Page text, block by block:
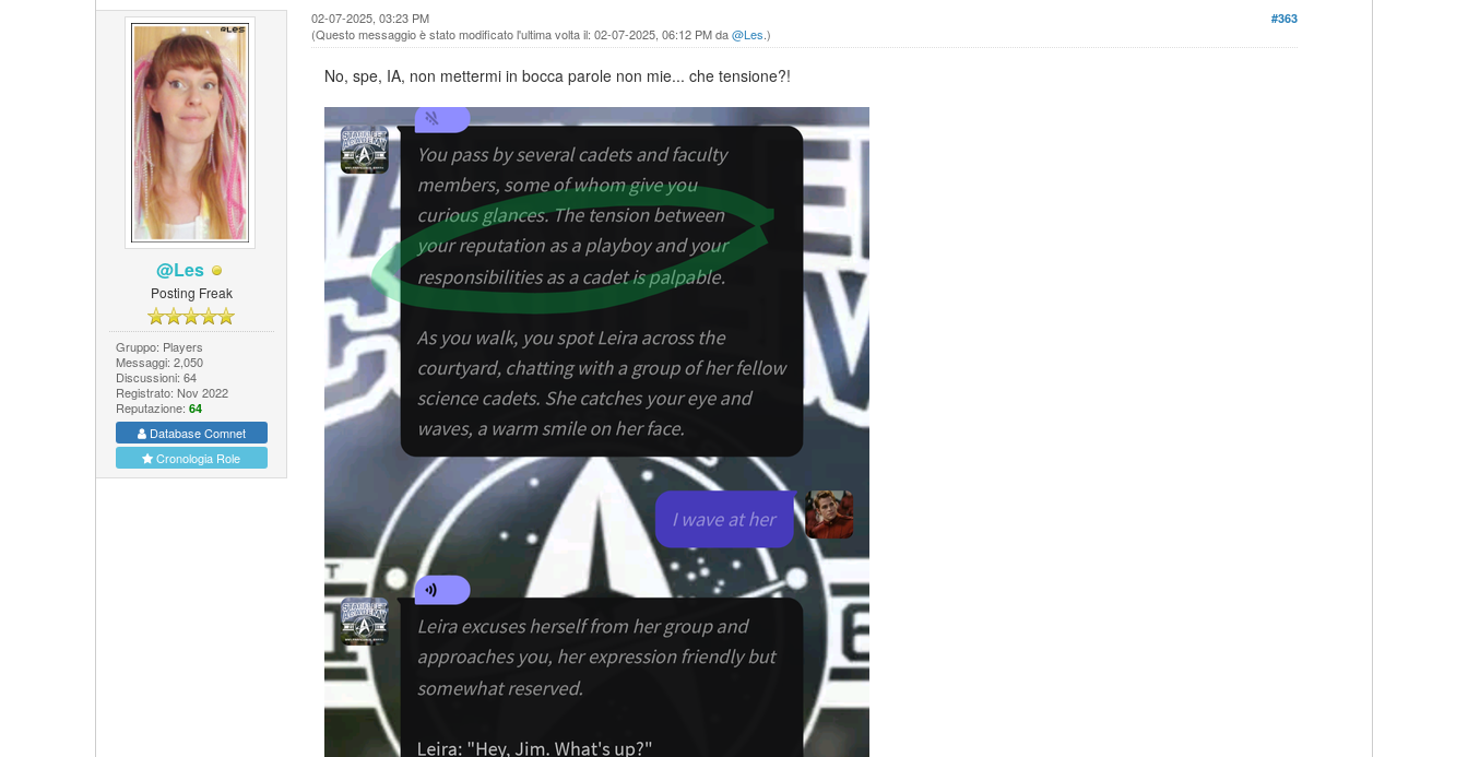
@Les
Posting Freak
Gruppo: Players
Messaggi: 2,050
Discussioni: 64
Registrato: Nov 2022
Reputazione: 64
Database Comnet
Cronologia Role
#363
02-07-2025, 03:23 PM
(Questo messaggio è stato modificato l'ultima volta il: 02-07-2025, 06:12 PM da@Les .)
No, spe, IA, non mettermi in bocca parole non mie... che tensione?!